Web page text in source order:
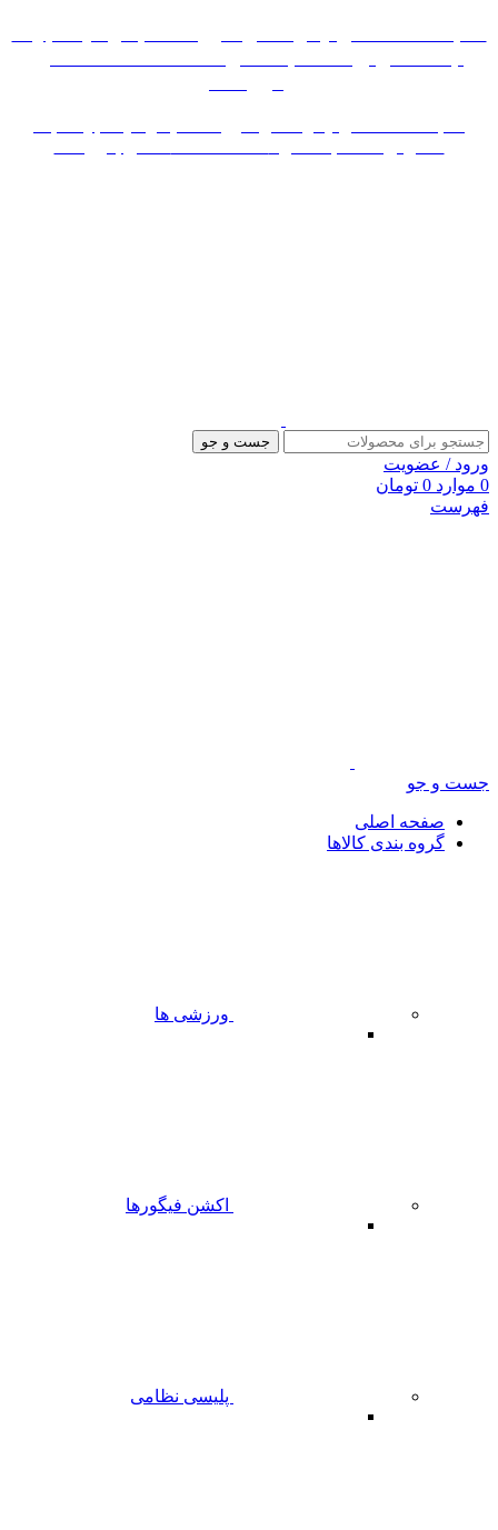
جست و جو
ورود / عضویت
0 موارد 0 تومان
فهرست
جست و جو
صفحه اصلی
گروه بندی کالاها
ورزشی ها
اکشن فیگورها
پلیسی نظامی